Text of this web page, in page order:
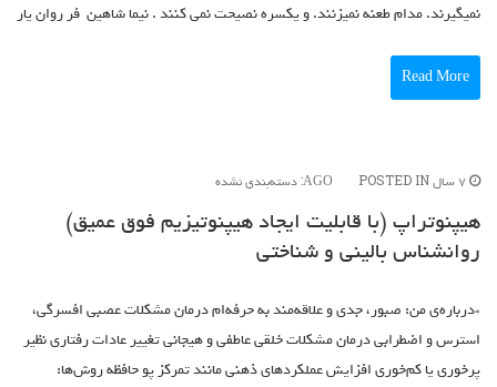
روانشناسان و روانپزشکان
نمیگیرند. مدام طعنه نمیزنند. و یکسره نصیحت نمی کنند . نیما شاهین فر روان یار
Read More
POSTED IN: دسته‌بندی نشده
هیپنوتراپ (با قابلیت ایجاد هیپنوتیزیم فوق عمیق)
روانشناس بالینی و شناختی
*درباره‌ی من: صبور، جدی و علاقه‌مند به حرفه‌ام درمان مشکلات عصبی افسرگی،
استرس و اضطرابی درمان مشکلات خلقی عاطفی و هیجانی تغییر عادات رفتاری نظیر
پرخوری یا کم‌خوری افزایش عملکردهای ذهنی مانند تمرکز پو حافظه روش‌ها: